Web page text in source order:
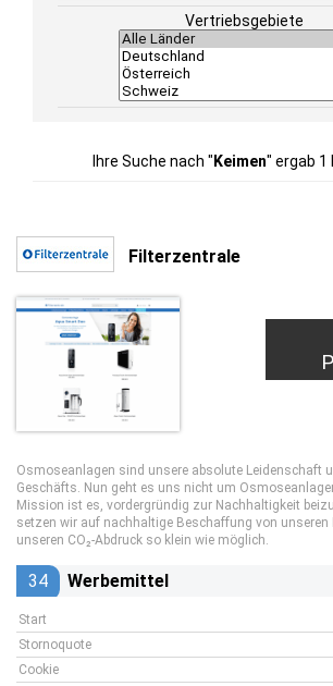
Vertriebsgebiete
Ihre Suche nach " Keimen" ergab 1
Filterzentrale
Osmoseanlagen sind unsere absolute Leidenschaft
Geschäfts. Nun geht es uns nicht um
Mission ist es, vordergründig zur Nachhaltigkeit
setzen wir auf nachhaltige Beschaffung von unseren
unseren CO₂-Abdruck so klein wie möglich.
34 Werbemittel
Start
Stornoquote
Cookie